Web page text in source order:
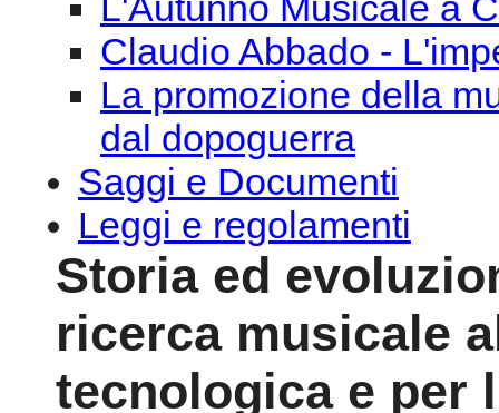
Claudio Abbado -
La promozione della
dal dopoguerra
Saggi e Documenti
Leggi e regolamenti
Storia ed
ricerca musicale
tecnologica e per